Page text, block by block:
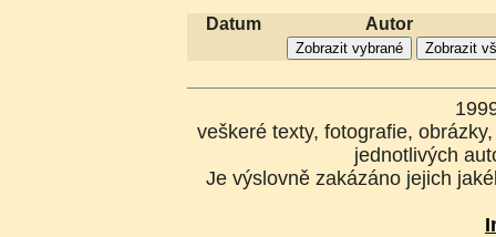
Datum Autor
veškeré texty, fotografie,
jednotlivých
Je výslovně zakázáno jejich